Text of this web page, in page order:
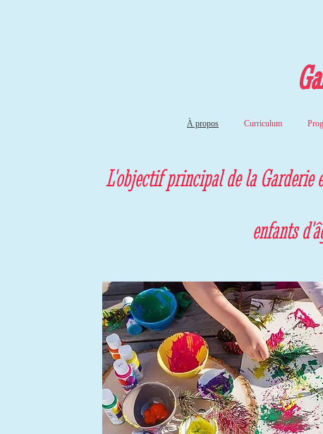
L'objectif principal de la Garderie
enfants
À propos Curriculum